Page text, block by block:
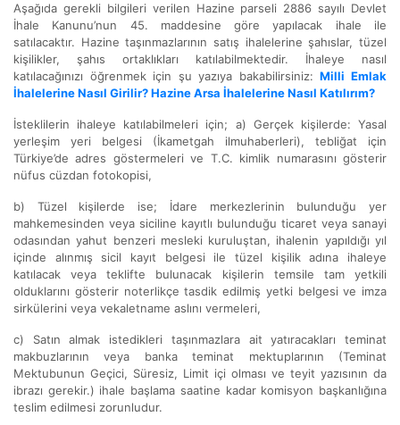
Aşağıda gerekli bilgileri verilen Hazine parseli 2886 sayılı Devlet
İhale Kanunu’nun 45. maddesine göre yapılacak ihale ile
satılacaktır. Hazine taşınmazlarının satış ihalelerine şahıslar, tüzel
kişilikler, şahıs ortaklıkları katılabilmektedir. İhaleye nasıl
katılacağınızı öğrenmek için şu yazıya bakabilirsiniz:Milli Emlak
İhalelerine Nasıl Girilir? Hazine Arsa İhalelerine Nasıl Katılırım?
İsteklilerin ihaleye katılabilmeleri için; a) Gerçek kişilerde: Yasal
yerleşim yeri belgesi (İkametgah ilmuhaberleri), tebliğat için
Türkiye’de adres göstermeleri ve T.C. kimlik numarasını gösterir
nüfus cüzdan fotokopisi,
b) Tüzel kişilerde ise; İdare merkezlerinin bulunduğu yer
mahkemesinden veya siciline kayıtlı bulunduğu ticaret veya sanayi
odasından yahut benzeri mesleki kuruluştan, ihalenin yapıldığı yıl
içinde alınmış sicil kayıt belgesi ile tüzel kişilik adına ihaleye
katılacak veya teklifte bulunacak kişilerin temsile tam yetkili
olduklarını gösterir noterlikçe tasdik edilmiş yetki belgesi ve imza
sirkülerini veya vekaletname aslını vermeleri,
c) Satın almak istedikleri taşınmazlara ait yatıracakları teminat
makbuzlarının veya banka teminat mektuplarının (Teminat
Mektubunun Geçici, Süresiz, Limit içi olması ve teyit yazısının da
ibrazı gerekir.) ihale başlama saatine kadar komisyon başkanlığına
teslim edilmesi zorunludur.